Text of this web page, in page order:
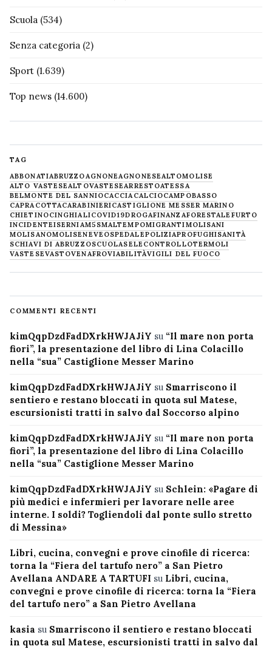
Scuola (534)
Senza categoria (2)
Sport (1.639)
Top news (14.600)
TAG
ABBONATIABRUZZOAGNONEAGNONESEALTOMOLISE
ALTO VASTESEALTOVASTESEARRESTOATESSA
BELMONTE DEL SANNIOCACCIACALCIOCAMPOBASSO
CAPRACOTTACARABINIERICASTIGLIONE MESSER MARINO
CHIETINOCINGHIALICOVID19DROGAFINANZAFORESTALE FURTO
INCIDENTEISERNIAM5SMALTEMPOMIGRANTIMOLISANI
MOLISANOMOLISENEVE OSPEDALEPOLIZIAPROFUGHISANITÀ
SCHIAVI DI ABRUZZOSCUOLASELECONTROLLOTERMOLI
VASTESEVASTOVENAFROVIABILITÀVIGILI DEL FUOCO
COMMENTI RECENTI
kimQqpDzdFadDXrkHWJAJiY su “Il mare non porta
fiori”, la presentazione del libro di Lina Colacillo
nella “sua” Castiglione Messer Marino
kimQqpDzdFadDXrkHWJAJiY su Smarriscono il
sentiero e restano bloccati in quota sul Matese,
escursionisti tratti in salvo dal Soccorso alpino
kimQqpDzdFadDXrkHWJAJiY su “Il mare non porta
fiori”, la presentazione del libro di Lina Colacillo
nella “sua” Castiglione Messer Marino
kimQqpDzdFadDXrkHWJAJiY su Schlein: «Pagare di
più medici e infermieri per lavorare nelle aree
interne. I soldi? Togliendoli dal ponte sullo stretto
di Messina»
Libri, cucina, convegni e prove cinofile di ricerca:
torna la “Fiera del tartufo nero” a San Pietro
Avellana ANDARE A TARTUFI su Libri, cucina,
convegni e prove cinofile di ricerca: torna la “Fiera
del tartufo nero” a San Pietro Avellana
kasia su Smarriscono il sentiero e restano bloccati
in quota sul Matese, escursionisti tratti in salvo dal